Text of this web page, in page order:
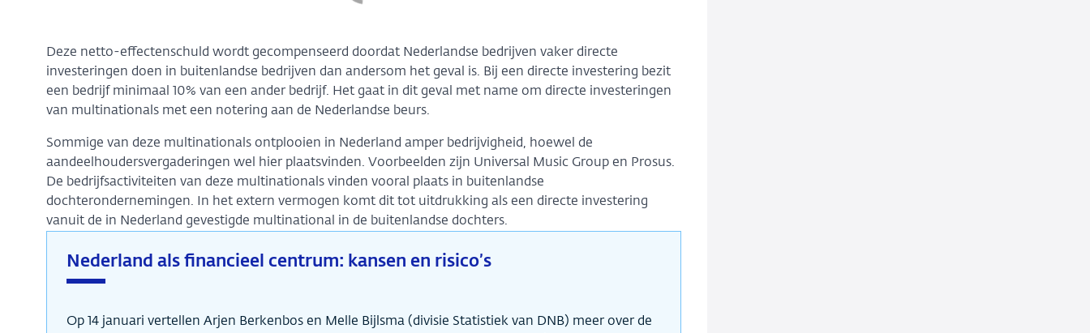
Deze netto-effectenschuld wordt gecompenseerd doordat Nederlandse bedrijven vaker directe
investeringen doen in buitenlandse bedrijven dan andersom het geval is. Bij een directe investering bezit
een bedrijf minimaal 10% van een ander bedrijf. Het gaat in dit geval met name om directe investeringen
van multinationals met een notering aan de Nederlandse beurs.
Sommige van deze multinationals ontplooien in Nederland amper bedrijvigheid, hoewel de
aandeelhoudersvergaderingen wel hier plaatsvinden. Voorbeelden zijn Universal Music Group en Prosus.
De bedrijfsactiviteiten van deze multinationals vinden vooral plaats in buitenlandse
dochterondernemingen. In het extern vermogen komt dit tot uitdrukking als een directe investering
vanuit de in Nederland gevestigde multinational in de buitenlandse dochters.
Nederland als financieel centrum: kansen en risico’s
Op 14 januari vertellen Arjen Berkenbos en Melle Bijlsma (divisie Statistiek van DNB) meer over de